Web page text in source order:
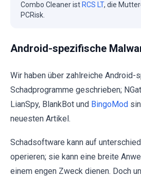
Combo Cleaner ist RCS LT, die
PCRisk.
Android-spezifische
Wir haben über zahlreiche Android-
Schadprogramme geschrieben;
LianSpy, BlankBot und BingoMod
neuesten Artikel.
Schadsoftware kann auf
operieren; sie kann eine breite
einem engen Zweck dienen. Doch